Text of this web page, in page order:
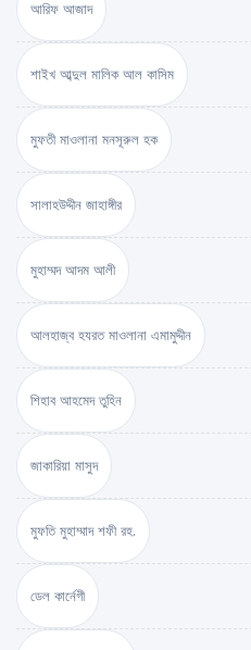
আরিফ আজাদ
শাইখ আব্দুল মালিক আল কাসিম
মুফতী মাওলানা মনসূরুল হক
সালাহউদ্দীন জাহাঙ্গীর
মুহাম্মদ আদম আলী
আলহাজ্ব হযরত মাওলানা এমামুদ্দীন
শিহাব আহমেদ তুহিন
জাকারিয়া মাসুদ
মুফতি মুহাম্মাদ শফী রহ.
ডেল কার্নেগী